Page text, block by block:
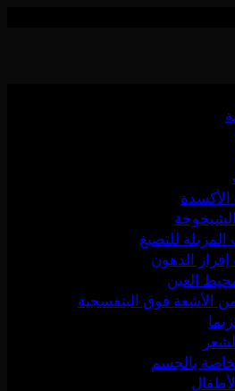
المزيلة للتصبغ
الدهون
العين
الأشعة فوق البنفسجية
بالجسم